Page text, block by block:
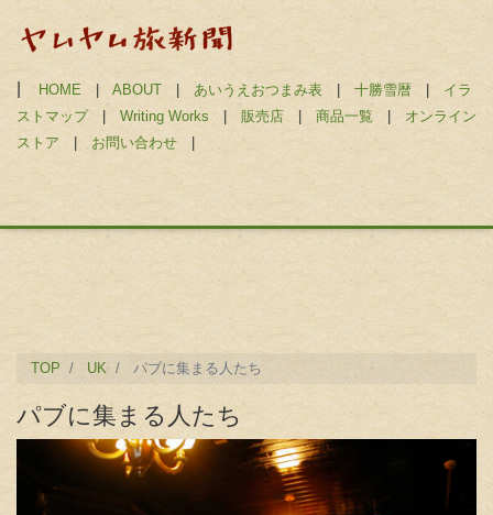
HOME | ABOUT | あいうえおつまみ表 | 十勝雪暦 | イラ
ストマップ| Writing Works | 販売店 | 商品一覧 | オンライン
ストア | お問い合わせ |
TOP UK パブに集まる人たち
パブに集まる人たち